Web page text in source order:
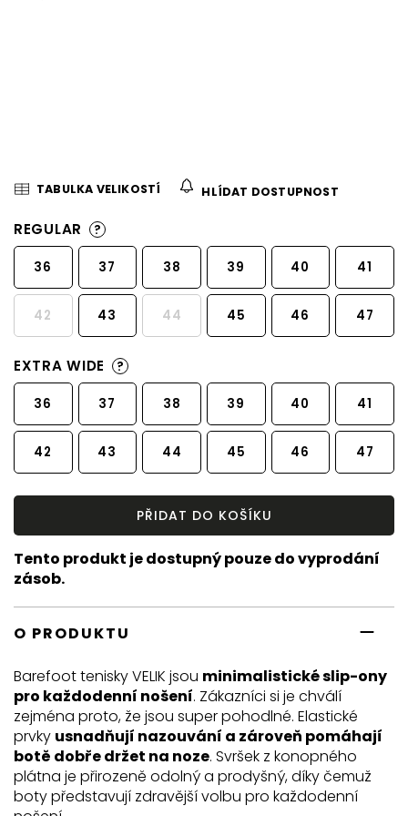
TABULKA VELIKOSTÍ HLÍDAT DOSTUPNOST
REGULAR ?
36 37 38 39 40 41
42 43 44 45 46 47
EXTRA WIDE ?
36 37 38 39 40 41
42 43 44 45 46 47
PŘIDAT DO KOŠÍKU
Tento produkt je dostupný pouze do vyprodání
zásob.
O PRODUKTU
Barefoot tenisky VELIK jsou minimalistické slip-ony
pro každodenní nošení. Zákazníci si je chválí
zejména proto, že jsou super pohodlné. Elastické
prvky usnadňují nazouvání a zároveň pomáhají
botě dobře držet na noze. Svršek z konopného
plátna je přirozeně odolný a prodyšný, díky čemuž
boty představují zdravější volbu pro každodenní